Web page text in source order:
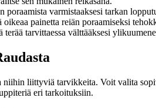
poraamista varmistaaksesi tarkan
oikeaa painetta reiän poraamiseksi
terää tarvittaessa välttääksesi
liittyviä tarvikkeita. Voit valita
eri tarkoituksiin.